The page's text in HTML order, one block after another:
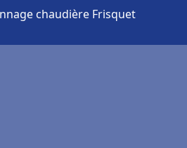
chaudière Frisquet